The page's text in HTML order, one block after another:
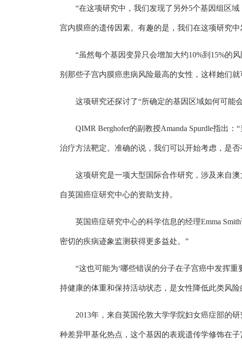
“在这项研究中，我们发现了另外5个基因组区
宫内膜癌的遗传因素。有趣的是，我们在这项研究
“虽然每个基因变异只会增加大约10%到15%的
别那些子宫内膜癌患病风险最高的女性，这样她们
这项研究还探讨了“所确定的基因区域如何可能
QIMR Berghofer的副教授Amanda Spurdle指出
治疗方法靶定。准确的说，我们可以开始考虑，是
这项研究是一项大型国际合作研究，涉及来自
自英国癌症研究中心的资助支持。
英国癌症研究中心的科学信息的经理Emma
密切的疾病迹象监测获得更多益处。”
“这也可能为‘哪些错误的分子在子宫癌中发挥
持健康的体重和保持活动状态，是女性降低此类风险
2013年，来自英国伦敦大学学院妇女癌症部的
种差异甲基化热点，这个基因的表观遗传学修饰在子